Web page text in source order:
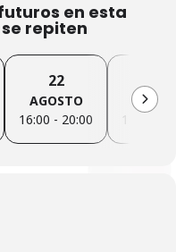
en esta
repiten
22
AGOSTO
16:00 - 20:00
16:00 -